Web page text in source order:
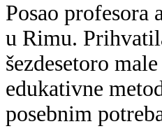
Posao
u Rimu.
šezdesetoro
edukativne
posebnim